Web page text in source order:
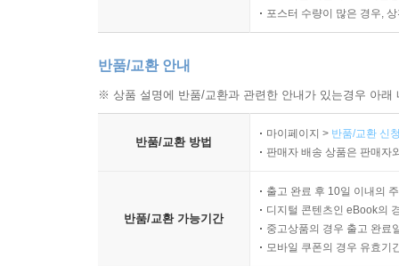
포스터 수량이 많은 경우,
반품/교환 안내
※ 상품 설명에 반품/교환과 관련한 안내가 있는경우 아
반품/교환 방법
마이페이지 > 반품/교환 신
판매자 배송 상품은 판매자
반품/교환 가능기간
출고 완료 후 10일 이내의
디지털 콘텐츠인 eBook의
중고상품의 경우 출고 완료
모바일 쿠폰의 경우 유효기